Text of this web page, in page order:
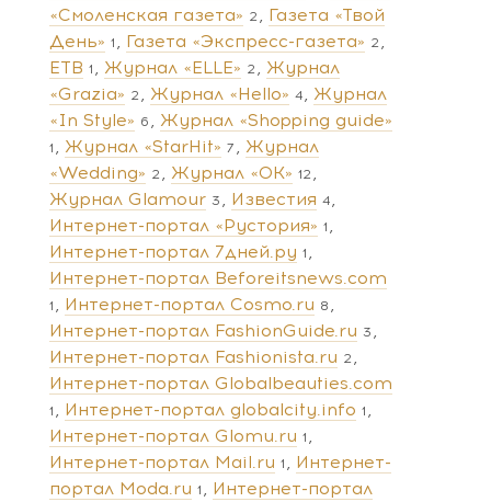
«Смоленская газета» 2
Газета «Твой
День» 1 Газета «Экспресс-газета» 2
ЕТВ 1 Журнал «ELLE» 2
Журнал
«Grazia» 2 Журнал «Hello» 4
Журнал
«In Style» 6 Журнал «Shopping guide»
1 Журнал «StarHit» 7
Журнал
«Wedding» 2 Журнал «ОК» 12
Журнал Glamour 3 Известия 4
Интернет-портал «Рустория» 1
Интернет-портал 7дней.ру 1
Интернет-портал Beforeitsnews.com
1 Интернет-портал Cosmo.ru 8
Интернет-портал FashionGuide.ru 3
Интернет-портал Fashionista.ru 2
Интернет-портал Globalbeauties.com
1 Интернет-портал globalcity.info 1
Интернет-портал Glomu.ru 1
Интернет-портал Mail.ru 1
Интернет-
портал Moda.ru 1
Интернет-портал